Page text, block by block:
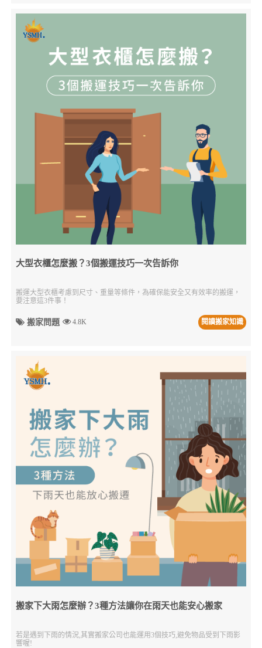
大型衣櫃怎麼搬？3個搬運技巧一次告訴你
搬運大型衣櫃考慮到尺寸、重量等條件，為確保能安全又有效率的搬運，
要注意這3件事！
搬家問題 4.8K 閱讀搬家知識
搬家下大雨怎麼辦？3種方法讓你在雨天也能安心搬家
若是遇到下雨的情況,其實搬家公司也能運用3個技巧,避免物品受到下雨影
響喔!